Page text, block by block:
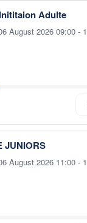
Adulte
August 2026 09:00 -
JUNIORS
August 2026 11:00 -